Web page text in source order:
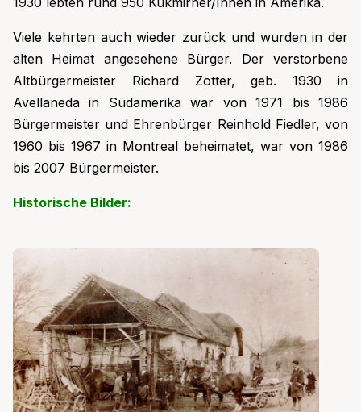
Viele kehrten auch wieder zurück und wurden in der
alten Heimat angesehene Bürger. Der verstorbene
Altbürgermeister Richard Zotter, geb. 1930 in
Avellaneda in Südamerika war von 1971 bis 1986
Bürgermeister und Ehrenbürger Reinhold Fiedler, von
1960 bis 1967 in Montreal beheimatet, war von 1986
bis 2007 Bürgermeister.
Historische Bilder: